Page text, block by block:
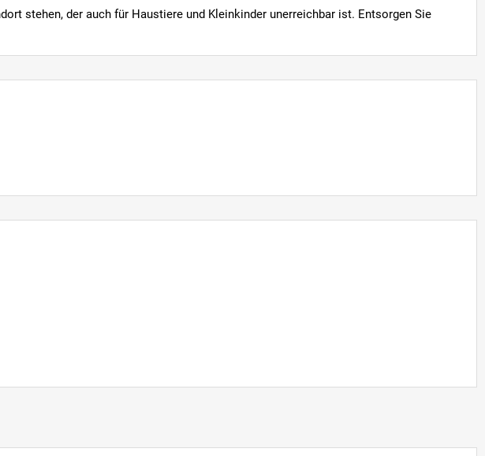
stehen, der auch für Haustiere und Kleinkinder unerreichbar ist. Entsorgen Sie